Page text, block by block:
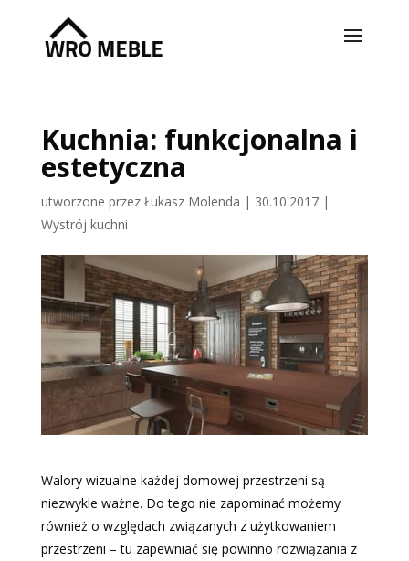
Kuchnia: funkcjonalna i
estetyczna
utworzone przez Łukasz Molenda | 30.10.2017|
Wystrój kuchni
Walory wizualne każdej domowej przestrzeni są
niezwykle ważne. Do tego nie zapominać możemy
również o względach związanych z użytkowaniem
przestrzeni – tu zapewniać się powinno rozwiązania z